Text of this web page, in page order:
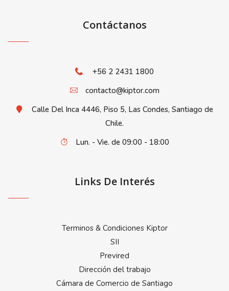
Contáctanos
+56 2 2431 1800
contacto@kiptor.com
Calle Del Inca 4446, Piso 5, Las Condes, Santiago de
Chile.
Lun. - Vie. de 09:00 - 18:00
Links De Interés
Terminos & Condiciones Kiptor
SII
Previred
Dirección del trabajo
Cámara de Comercio de Santiago